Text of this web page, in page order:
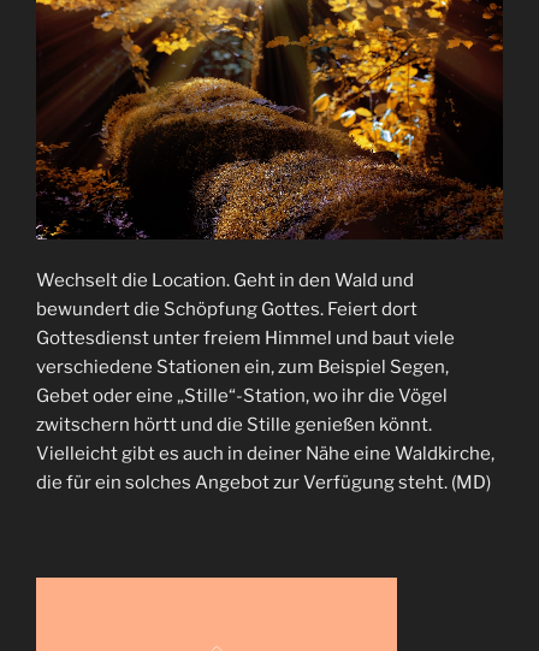
Wechselt die Location. Geht in den Wald und
bewundert die Schöpfung Gottes. Feiert dort
Gottesdienst unter freiem Himmel und baut viele
verschiedene Stationen ein, zum Beispiel Segen,
Gebet oder eine „Stille“-Station, wo ihr die Vögel
zwitschern hörtt und die Stille genießen könnt.
Vielleicht gibt es auch in deiner Nähe eine Waldkirche,
die für ein solches Angebot zur Verfügung steht. (MD)